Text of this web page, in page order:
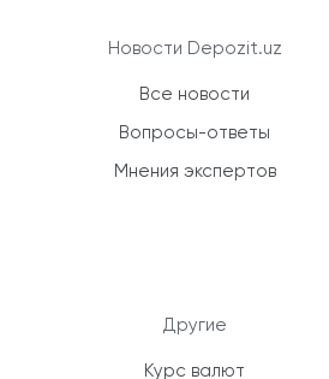
Новости Depozit.uz
Все новости
Вопросы-ответы
Мнения экспертов
Другие
Курс валют